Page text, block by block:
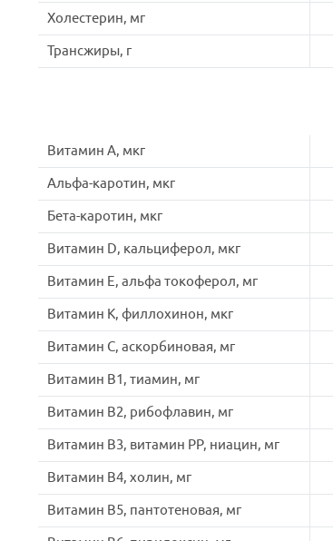
Холестерин, мг
Трансжиры, г
Витамин A, мкг
Альфа-каротин, мкг
Бета-каротин, мкг
Витамин D, кальциферол, мкг
Витамин E, альфа токоферол, мг
Витамин K, филлохинон, мкг
Витамин C, аскорбиновая, мг
Витамин B1, тиамин, мг
Витамин B2, рибофлавин, мг
Витамин B3, витамин PP, ниацин, мг
Витамин B4, холин, мг
Витамин B5, пантотеновая, мг